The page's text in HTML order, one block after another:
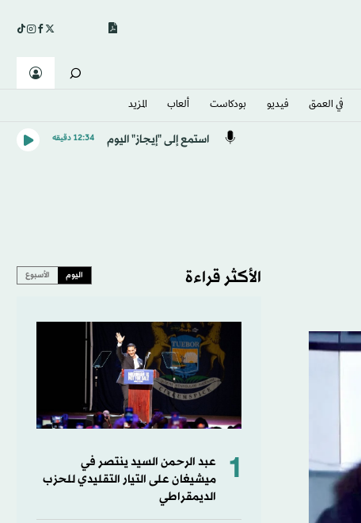
في العمق فيديو بودكاست ألعاب المزيد
استمع إلى "إيجاز" اليوم 12:34 دقيقه
الأكثر قراءة اليوم الأسبوع
1
عبد الرحمن السيد ينتصر في
ميشيغان على التيار التقليدي للحزب
الديمقراطي